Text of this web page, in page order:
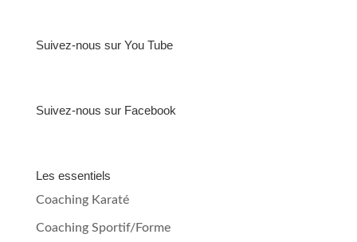
Suivez-nous sur You Tube
Suivez-nous sur Facebook
Les essentiels
Coaching Karaté
Coaching Sportif/Forme